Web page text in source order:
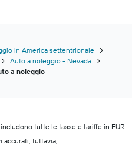
in America settentrionale
Auto a noleggio - Nevada
a noleggio
tutte le tasse e tariffe in EUR.
accurati, tuttavia,